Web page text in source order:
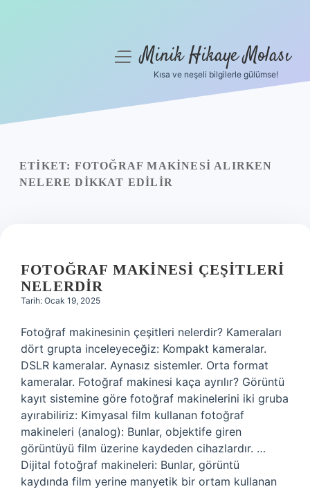
Yasal Uyarı
menüyüMinik Hikaye Molası
Kısa ve neşeli bilgilerle gülümse!
ETIKET: FOTOĞRAF MAKINESI ALIRKEN
NELERE DIKKAT EDILIR
FOTOĞRAF MAKINESI ÇEŞITLERI
NELERDIR
Tarih: Ocak 19, 2025
Fotoğraf makinesinin çeşitleri nelerdir? Kameraları
dört grupta inceleyeceğiz: Kompakt kameralar.
DSLR kameralar. Aynasız sistemler. Orta format
kameralar. Fotoğraf makinesi kaça ayrılır? Görüntü
kayıt sistemine göre fotoğraf makinelerini iki gruba
ayırabiliriz: Kimyasal film kullanan fotoğraf
makineleri (analog): Bunlar, objektife giren
görüntüyü film üzerine kaydeden cihazlardır. …
Dijital fotoğraf makineleri: Bunlar, görüntü
kaydında film yerine manyetik bir ortam kullanan